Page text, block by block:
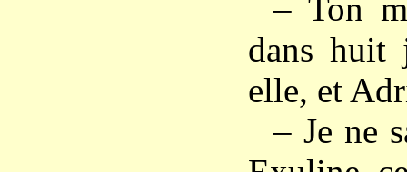
– Ton
dans huit
elle, et
– Je ne